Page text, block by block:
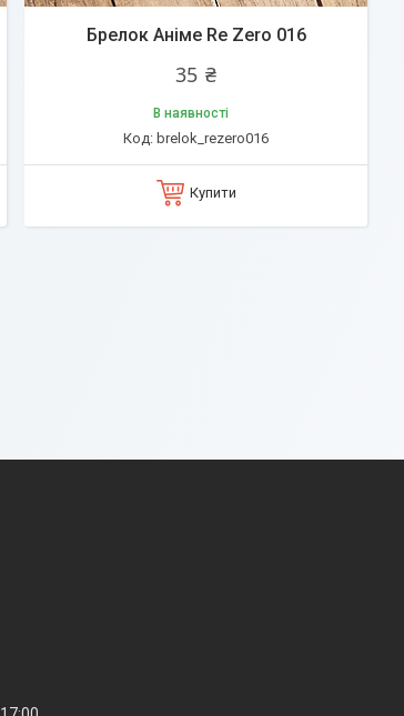
Брелок Аніме Re Zero 016
35 ₴
В наявності
brelok_rezero016
Купити